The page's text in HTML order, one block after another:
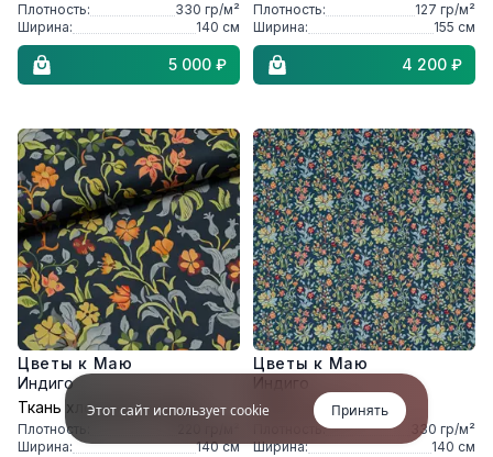
Плотность: 330 гр/м²
Ширина:
140 см
5 000 ₽
Плотность: 127 гр/м²
Ширина:
155 см
4 200 ₽
Цветы к Маю
Индиго
Ткань хлопковая саржа
Плотность:
Ширина:
140см
Цветы к Маю
Индиго
Ткань хлопок
Плотность: 330 гр/м²
Ширина:
140 см
Этот сайт использует cookie Принять